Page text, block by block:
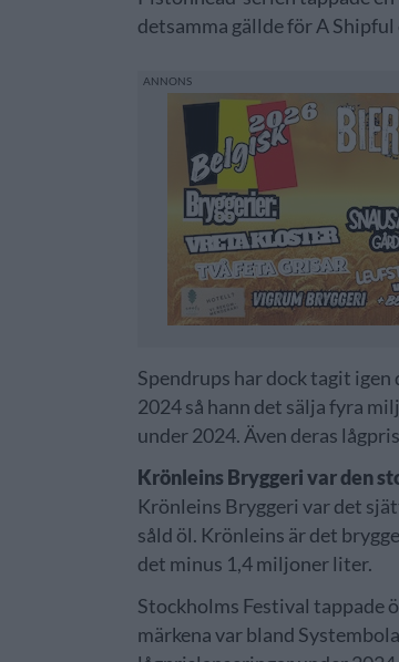
detsamma gällde för A Shipful
Spendrups har dock tagit
2024 så hann det sälja fyra
under 2024. Även deras
Krönleins Bryggeri var den
Krönleins Bryggeri var det
såld öl. Krönleins är det
det minus 1,4 miljoner liter.
Stockholms Festival tappade
märkena var bland